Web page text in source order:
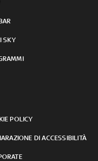
SKY
POLICY
DI ACCESSIBILITÀ